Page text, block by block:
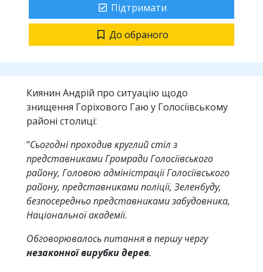
Підтримати
До обраного
Киянин Андрій про ситуацію щодо
знищення Горіхового Гаю у Голосіївському
районі столиці:
"Сьогодні проходив круглий стіл з
представниками Громради Голосіївського
району, Головою адміністрації Голосіївського
району, представниками поліції, Зеленбуду,
безпосередньо представниками забудовника,
Національної академії.
Обговорювалось питання в першу чергу
незаконної вирубки дерев.